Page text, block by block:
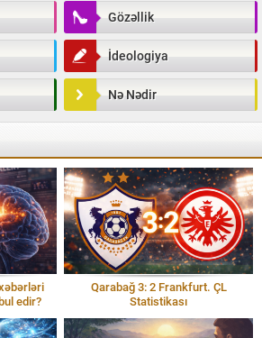
Gözəllik
İdeologiya
Nə Nədir
edir?
Qarabağ 3: 2 Frankfurt. ÇL
Statistikası